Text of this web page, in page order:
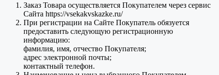
Заказ Товара осуществляется Покупателем через сервис
Сайта https://vsekakvskazke.ru/
При регистрации на Сайте Покупатель обязуется
предоставить следующую регистрационную
информацию:
фамилия, имя, отчество Покупателя;
адрес электронной почты;
контактный телефон.